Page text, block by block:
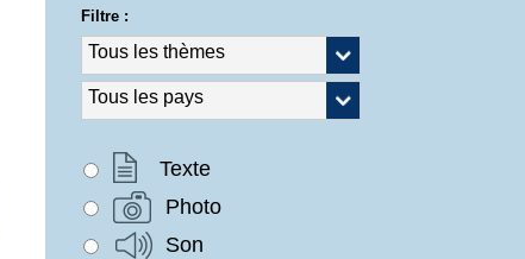
Filtre :
Texte
Photo
Son